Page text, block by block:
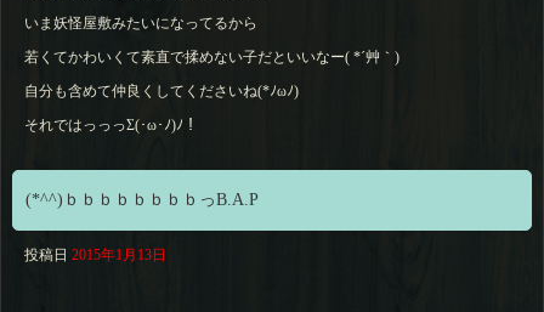
いま妖怪屋敷みたいになってるから
若くてかわいくて素直で揉めない子だといいなー( *´艸｀)
自分も含めて仲良くしてくださいね(*ﾉωﾉ)
それではっっっΣ(･ω･ﾉ)ﾉ！
(*^^)ｂｂｂｂｂｂｂｂっB.A.P
投稿日 2015年1月13日